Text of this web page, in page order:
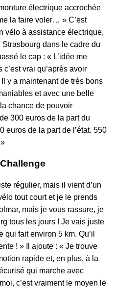
électrique accrochée
la faire voler… » C’est
vélo à assistance électrique,
Strasbourg dans le cadre du
le cap : « L’idée me
vrai qu’après avoir
y a maintenant de très bons
et avec une belle
chance de pouvoir
300 euros de la part du
euros de la part de l’état. 550
régulier, mais il vient d’un
tout court et je le prends
mais je vous rassure, je
tous les jours ! Je vais juste
fait environ 5 km. Qu’il
! » Il ajoute : « Je trouve
rapide et, en plus, à la
qui marche avec
c’est vraiment le moyen le